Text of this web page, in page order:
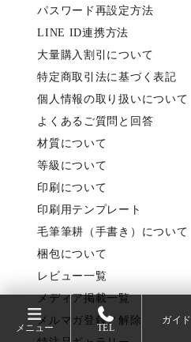
パスワード再設定方法
LINE ID連携方法
大量購入割引について
特定商取引法に基づく表記
個人情報の取り扱いについて
よくあるご質問と回答
材質について
等級について
印刷について
印刷用テンプレート
毛筆筆耕（手書き）について
梱包について
レビュー一覧
メディア掲載一覧
メルマガ登録／解除
メニュー TEL
ガイド